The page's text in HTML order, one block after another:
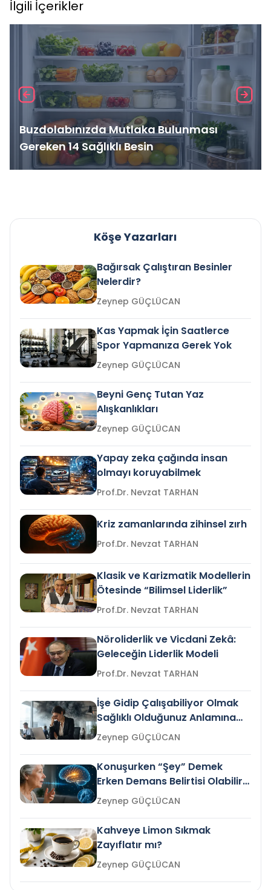
İlgili İçerikler
Buzdolabınızda Mutlaka Bulunması
Gereken 14 Sağlıklı Besin
Köşe Yazarları
Bağırsak Çalıştıran Besinler
Nelerdir?
Zeynep GÜÇLÜCAN
Kas Yapmak İçin Saatlerce
Spor Yapmanıza Gerek Yok
Zeynep GÜÇLÜCAN
Beyni Genç Tutan Yaz
Alışkanlıkları
Zeynep GÜÇLÜCAN
Yapay zeka çağında insan
olmayı koruyabilmek
Prof.Dr. Nevzat TARHAN
Kriz zamanlarında zihinsel zırh
Prof.Dr. Nevzat TARHAN
Klasik ve Karizmatik Modellerin
Ötesinde “Bilimsel Liderlik”
Prof.Dr. Nevzat TARHAN
Nöroliderlik ve Vicdani Zekâ:
Geleceğin Liderlik Modeli
Prof.Dr. Nevzat TARHAN
İşe Gidip Çalışabiliyor Olmak
Sağlıklı Olduğunuz Anlamına
Gelir mi?Zeynep GÜÇLÜCAN
Konuşurken “Şey” Demek
Erken Demans Belirtisi Olabilir
mi?
Zeynep GÜÇLÜCAN
Kahveye Limon Sıkmak
Zayıflatır mı?
Zeynep GÜÇLÜCAN